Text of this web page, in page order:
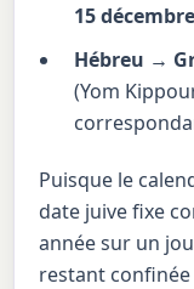
15
Hébreu →
(Yom
Puisque le
date juive fixe
année sur un
restant